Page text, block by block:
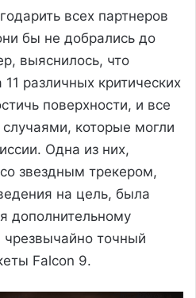
всех партнеров
бы не добрались до
выяснилось, что
различных критических
поверхности, и все
которые могли
Одна из них,
звездным трекером,
на цель, была
дополнительному
точный
Falcon 9.